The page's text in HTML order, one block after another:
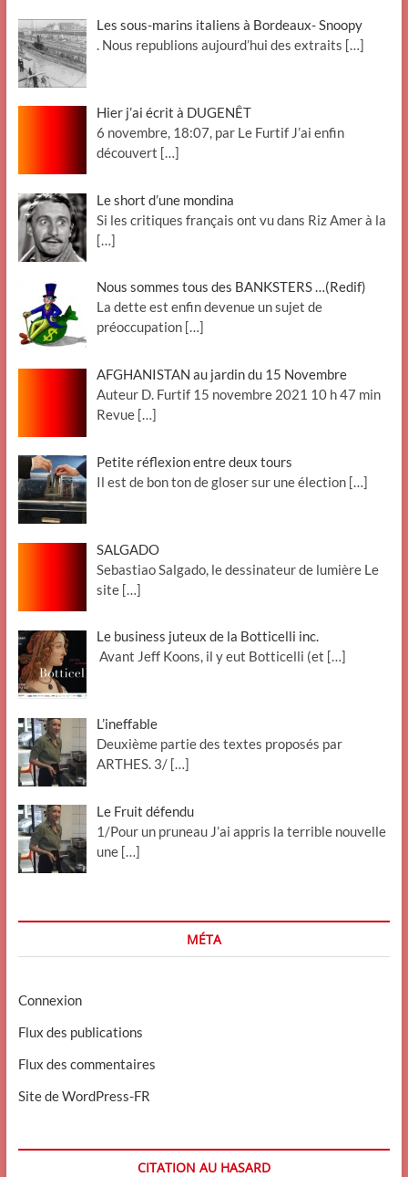
Les sous-marins italiens à Bordeaux- Snoopy
. Nous republions aujourd’hui des extraits […]
Hier j’ai écrit à DUGENÊT
6 novembre, 18:07, par Le Furtif J’ai enfin
découvert […]
Le short d’une mondina
Si les critiques français ont vu dans Riz Amer à la
[…]
Nous sommes tous des BANKSTERS …(Redif)
La dette est enfin devenue un sujet de
préoccupation […]
AFGHANISTAN au jardin du 15 Novembre
Auteur D. Furtif 15 novembre 2021 10 h 47 min
Revue […]
Petite réflexion entre deux tours
Il est de bon ton de gloser sur une élection […]
SALGADO
Sebastiao Salgado, le dessinateur de lumière Le
site […]
Le business juteux de la Botticelli inc.
Avant Jeff Koons, il y eut Botticelli (et […]
L’ineffable
Deuxième partie des textes proposés par
ARTHES. 3/ […]
Le Fruit défendu
1/Pour un pruneau J’ai appris la terrible nouvelle
une […]
MÉTA
Connexion
Flux des publications
Flux des commentaires
Site de WordPress-FR
CITATION AU HASARD